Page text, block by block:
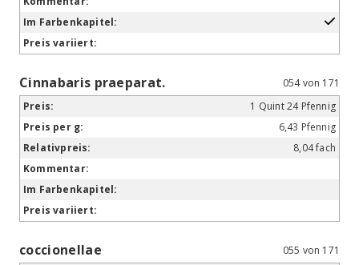
Cinnabaris praeparat.
054 von 171
1 Quint 24 Pfennig
6,43 Pfennig
8,04 fach
coccionellae
055 von 171